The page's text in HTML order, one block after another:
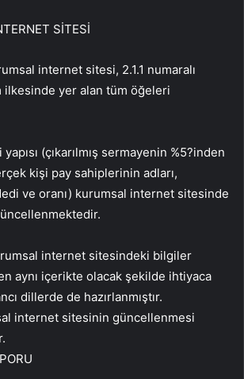
SİTESİ
internet sitesi, 2.1.1 numaralı
ilkesinde yer alan tüm öğeleri
(çıkarılmış sermayenin %5?inden
kişi pay sahiplerinin adları,
ve oranı) kurumsal internet sitesinde
internet sitesindeki bilgiler
aynı içerikte olacak şekilde ihtiyaca
dillerde de hazırlanmıştır.
internet sitesinin güncellenmesi